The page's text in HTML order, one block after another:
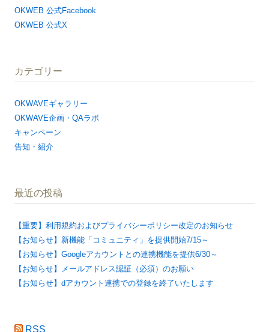
OKWEB 公式Facebook
OKWEB 公式X
カテゴリー
OKWAVEギャラリー
OKWAVE企画・QAラボ
キャンペーン
告知・紹介
最近の投稿
【重要】利用規約およびプライバシーポリシー改定のお知らせ
【お知らせ】新機能「コミュニティ」を提供開始7/15～
【お知らせ】Googleアカウントとの連携機能を提供6/30～
【お知らせ】メールアドレス認証（必須）のお願い
【お知らせ】dアカウント連携での登録を終了いたします
RSS